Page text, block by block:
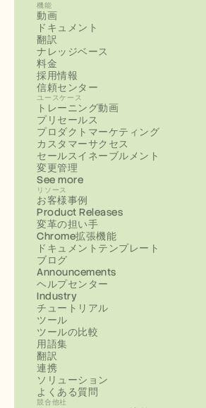
機能
動画
ドキュメント
翻訳
ナレッジベース
料金
採用情報
信頼センター
ユースケース
トレーニング動画
プリセールス
プロダクトマーケティング
カスタマーサクセス
セールスイネーブルメント
変更管理
See more
リソース
お客様事例
Product Releases
変革の担い手
Chrome拡張機能
ドキュメントテンプレート
ブログ
Announcements
ヘルプセンター
Industry
チュートリアル
ツール
ツールの比較
用語集
翻訳
連携
ソリューション
よくある質問
競合他社